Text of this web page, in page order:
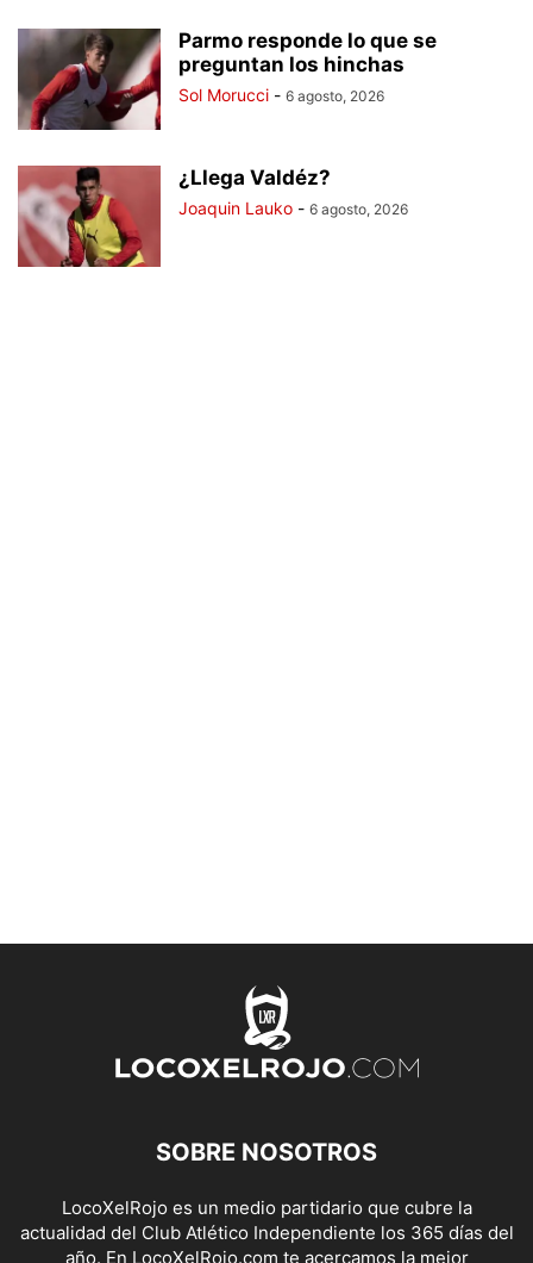
Parmo responde lo que se
preguntan los hinchas
Sol Morucci - 6 agosto, 2026
¿Llega Valdéz?
Joaquin Lauko - 6 agosto, 2026
SOBRE NOSOTROS
LocoXelRojo es un medio partidario que cubre la
actualidad del Club Atlético Independiente los 365 días del
año. En LocoXelRojo.com te acercamos la mejor